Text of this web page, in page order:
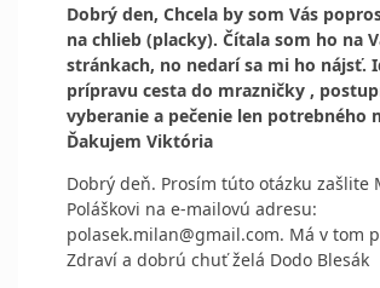
Dobrý den, Chcela by som Vás
na chlieb (placky). Čítala som ho na
stránkach, no nedarí sa mi ho nájsť.
prípravu cesta do mrazničky ,
vyberanie a pečenie len potrebného
Ďakujem Viktória
Dobrý deň. Prosím túto otázku zašlite
Poláškovi na e-mailovú adresu:
polasek.milan@gmail.com. Má v tom
Zdraví a dobrú chuť želá Dodo Blesák